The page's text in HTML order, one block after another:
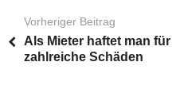
Vorheriger Beitrag
Als Mieter haftet man für
zahlreiche Schäden